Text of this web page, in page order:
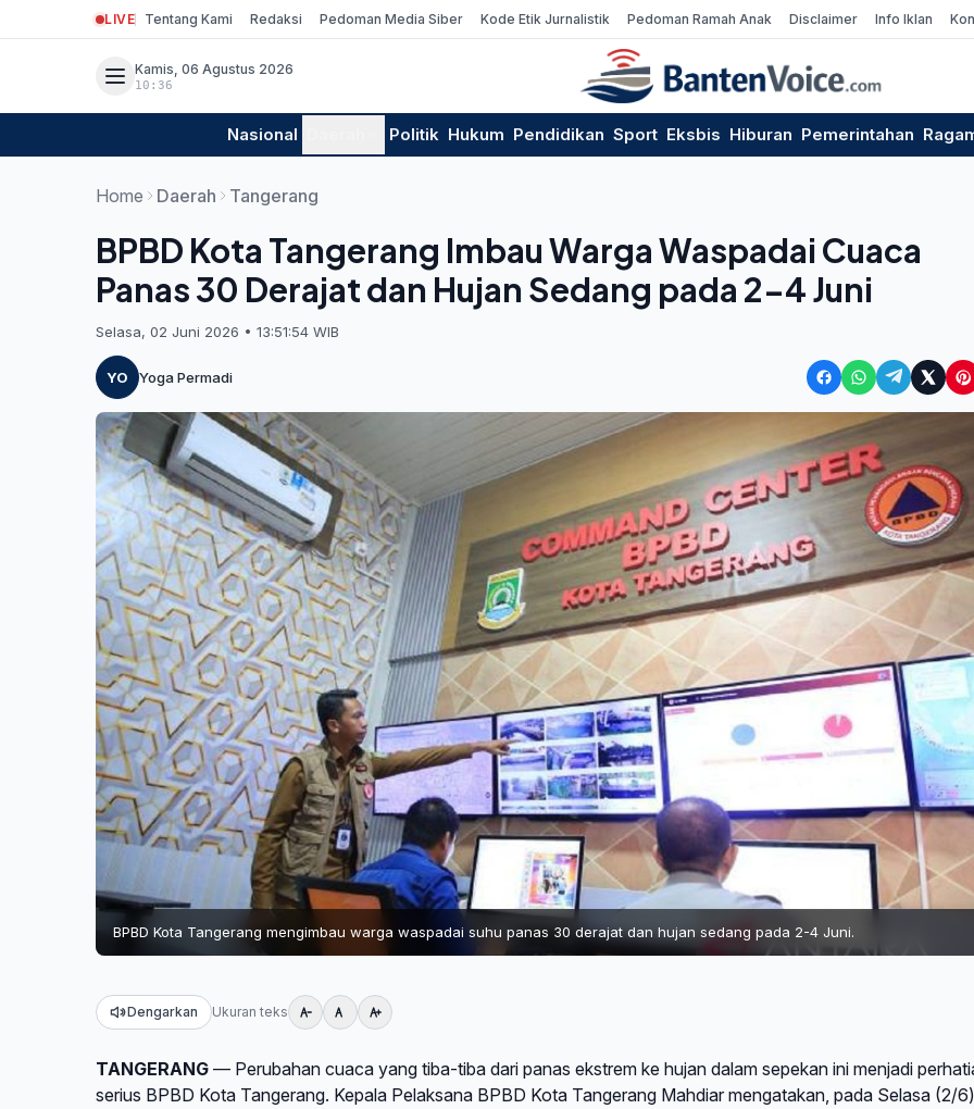
LIVE Tentang Kami Redaksi Pedoman Media Siber Kode Etik Jurnalistik Pedoman Ramah Anak Disclaimer Info Iklan
Kamis, 06 Agustus 2026
10:36
Nasional Politik Hukum Pendidikan Sport Eksbis Hiburan Pemerintahan
Home Daerah Tangerang
BPBD Kota Tangerang Imbau Warga Waspadai Cuaca
Panas 30 Derajat dan Hujan Sedang pada 2-4 Juni
Selasa, 02 Juni 2026 • 13:51:54 WIB
YO Yoga Permadi
BPBD Kota Tangerang mengimbau warga waspadai suhu panas 30 derajat dan hujan sedang pada 2-4 Juni.
Dengarkan Ukuran teks
TANGERANG — Perubahan cuaca yang tiba-tiba dari panas ekstrem ke hujan dalam sepekan ini menjadi
serius BPBD Kota Tangerang. Kepala Pelaksana BPBD Kota Tangerang Mahdiar mengatakan, pada Selasa (2/